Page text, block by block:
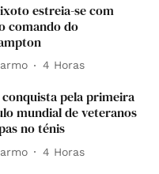
estreia-se com
comando do
4 Horas
pela primeira
mundial de veteranos
no ténis
4 Horas